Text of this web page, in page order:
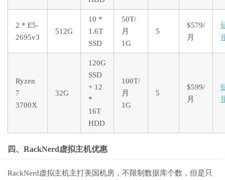
2 * E5-
2695v3
512G
10 *
1.6T
SSD
50T/
月
1G
5
$579/
月
Ryzen
7
3700X
32G
120G
SSD
+ 12
*
16T
HDD
100T/
月
1G
5
$599/
月
四、RackNerd虚拟主机优惠
RackNerd虚拟主机主打美国机房，不限制数据库个数，但是只